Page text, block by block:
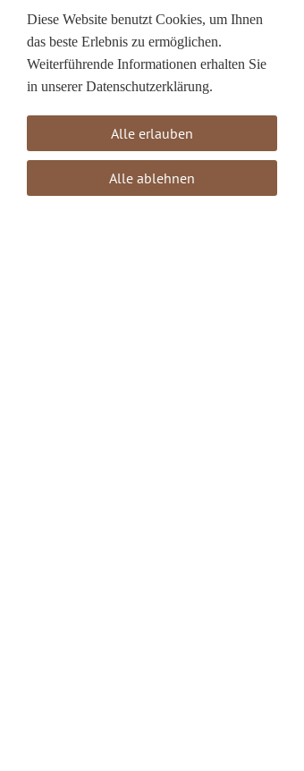
Diese Website benutzt Cookies, um Ihnen
das beste Erlebnis zu ermöglichen.
Weiterführende Informationen erhalten Sie
in unserer Datenschutzerklärung.
Alle erlauben
Alle ablehnen